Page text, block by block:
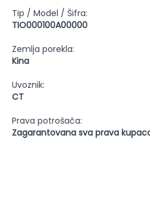
Tip / Model / Šifra:
TIO000100A00000
Zemlja porekla:
Kina
Uvoznik:
CT
Prava potrošača:
Zagarantovana sva prava